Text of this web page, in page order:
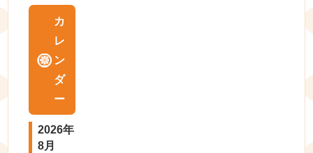
カ
レ
ン
ダ
ー
2026年
8月